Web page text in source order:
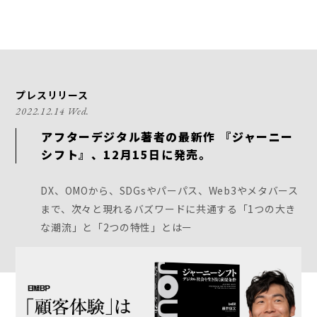
プレスリリース
2022.12.14 Wed.
アフターデジタル著者の最新作 『ジャーニー
シフト』、12月15日に発売。
DX、OMOから、SDGsやパーパス、Web3やメタバース
まで、次々と現れるバズワードに共通する「1つの大き
な潮流」と「2つの特性」とはー